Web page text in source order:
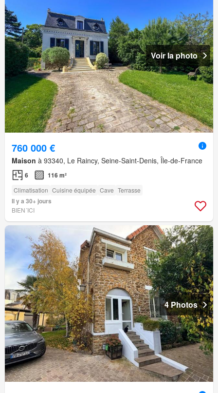
Voir la photo
760 000 €
Maison à 93340, Le Raincy, Seine-Saint-Denis, Île-de-France
6 116 m²
Climatisation Cuisine équipée Cave Terrasse
Il y a 30+ jours
BIEN´ICI
4 Photos